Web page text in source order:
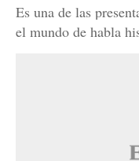
Es una de las
el mundo de habla